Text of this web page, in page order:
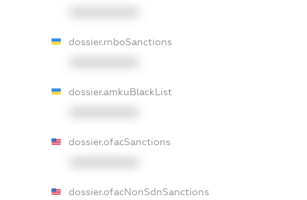
dossier.rnboSanctions
dossier.amkuBlackList
dossier.ofacSanctions
dossier.ofacNonSdnSanctions